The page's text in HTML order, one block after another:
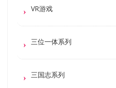
VR游戏
三位一体系列
三国志系列